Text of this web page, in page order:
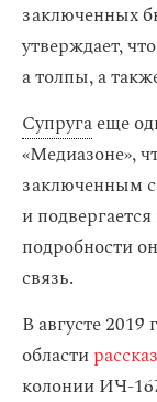
заключенных
утверждает,
а толпы, а
Супругаеще
«Медиазоне»,
заключенным
и
подробности
связь.
В августе
области
колонии ИЧ-